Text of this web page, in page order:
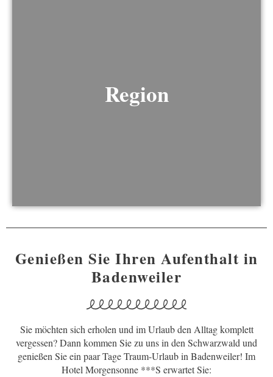
Region
Genießen Sie Ihren Aufenthalt in
Badenweiler
Sie möchten sich erholen und im Urlaub den Alltag komplett
vergessen? Dann kommen Sie zu uns in den Schwarzwald und
genießen Sie ein paar Tage Traum-Urlaub in Badenweiler! Im
Hotel Morgensonne ***S erwartet Sie: